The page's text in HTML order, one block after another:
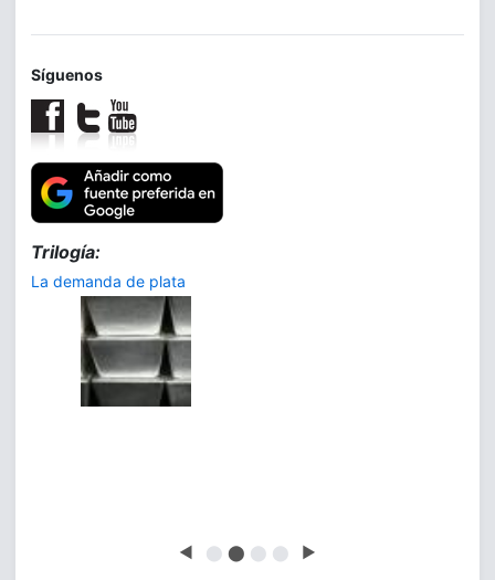
Síguenos
Trilogía:
La demanda de plata
◀ ⬤ ⬤ ⬤ ⬤ ▶